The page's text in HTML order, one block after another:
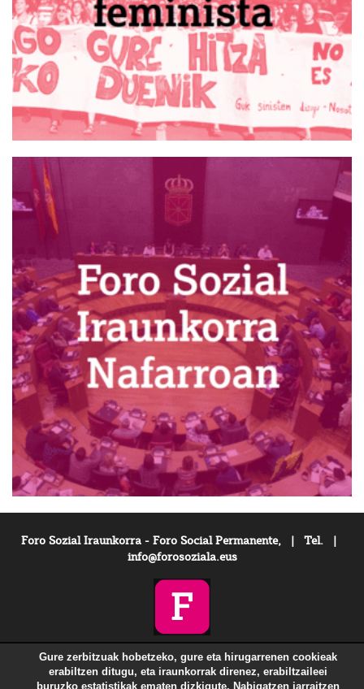
Foro Sozial Iraunkorra - Foro Social Permanente, | Tel. |
info@forosoziala.eus
Gure zerbitzuak hobetzeko, gure eta hirugarrenen cookieak
erabiltzen ditugu, eta iraunkorrak direnez, erabiltzaileei
buruzko estatistikak ematen dizkigute. Nabigatzen jarraitzen